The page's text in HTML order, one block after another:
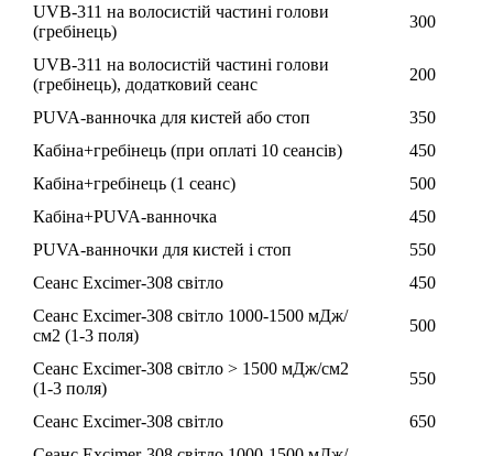
UVB-311 на волосистій частині голови
(гребінець)
300
UVB-311 на волосистій частині голови
(гребінець), додатковий сеанс
200
PUVA-ванночка для кистей або стоп
350
Кабіна+гребінець (при оплаті 10 сеансів)
450
Кабіна+гребінець (1 сеанс)
500
Кабіна+PUVA-ванночка
450
PUVA-ванночки для кистей і стоп
550
Сеанс Excimer-308 світло
450
Сеанс Excimer-308 світло 1000-1500 мДж/
см2 (1-3 поля)
500
Сеанс Excimer-308 світло > 1500 мДж/см2
(1-3 поля)
550
Сеанс Excimer-308 світло
650